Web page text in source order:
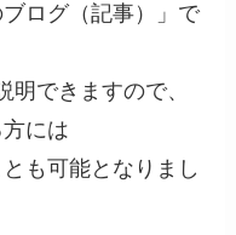
ログ（記事）」で
できますので、
には
も可能となりまし